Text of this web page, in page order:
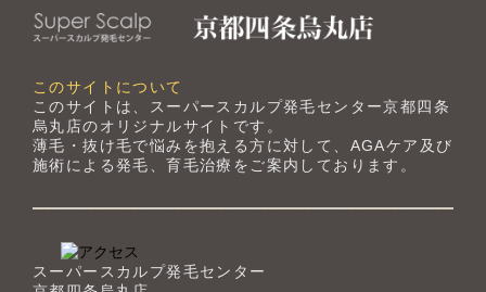
このサイトについて
このサイトは、スーパースカルプ発毛センター京都四条
烏丸店のオリジナルサイトです。
薄毛・抜け毛で悩みを抱える方に対して、AGAケア及び
施術による発毛、育毛治療をご案内しております。
スーパースカルプ発毛センター